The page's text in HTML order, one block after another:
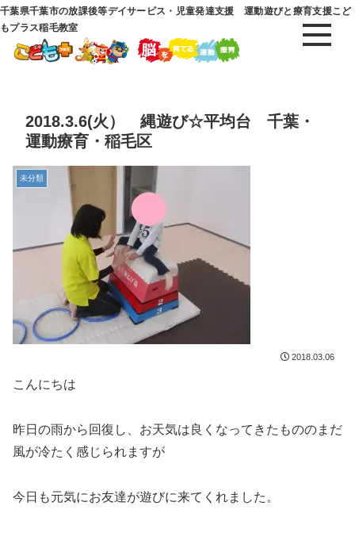
千葉県千葉市の放課後等デイサービス・児童発達支援 運動遊びと療育支援こど
もプラス稲毛教室
2018.3.6(火） 縄遊び☆平均台 千葉・
運動療育・稲毛区
未分類
2018.03.06
こんにちは
昨日の雨から回復し、お天気は良くなってきたもののまだ
風が冷たく感じられますが
今日も元気にお友達が遊びに来てくれました。